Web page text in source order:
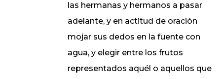
las hermanas y hermanos a pasar
adelante, y en actitud de oración
mojar sus dedos en la fuente con
agua, y elegir entre los frutos
representados aquél o aquellos que